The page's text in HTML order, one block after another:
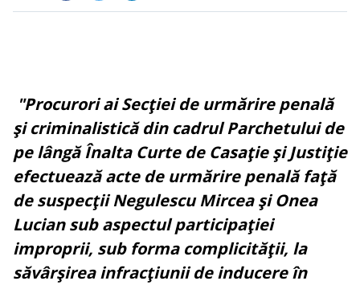
"Procurori ai Secţiei de urmărire penală
şi criminalistică din cadrul Parchetului de
pe lângă Înalta Curte de Casaţie şi Justiţie
efectuează acte de urmărire penală faţă
de suspecţii Negulescu Mircea şi Onea
Lucian sub aspectul participaţiei
improprii, sub forma complicităţii, la
săvârşirea infracţiunii de inducere în